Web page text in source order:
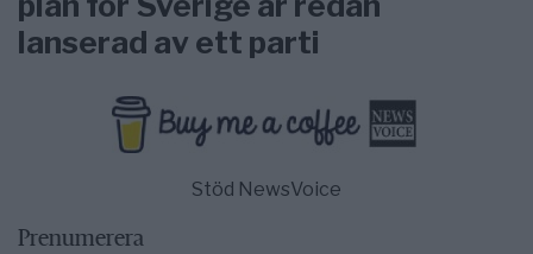
lanserad av ett parti
Stöd NewsVoice
Prenumerera